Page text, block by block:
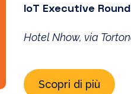
IoT Executive
Hotel Nhow, via
Scopri di più